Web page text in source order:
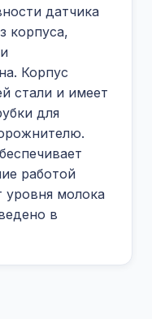
датчика
корпуса,
Корпус
стали и имеет
для
работой
уровня молока
в